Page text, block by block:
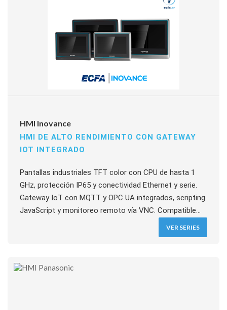
HMI Inovance
HMI DE ALTO RENDIMIENTO CON GATEWAY
IOT INTEGRADO
Pantallas industriales TFT color con CPU de hasta 1
GHz, protección IP65 y conectividad Ethernet y serie.
Gateway IoT con MQTT y OPC UA integrados, scripting
JavaScript y monitoreo remoto vía VNC. Compatible
muchos más. Integración nativa con el ecosistema
VER SERIES